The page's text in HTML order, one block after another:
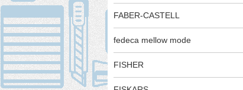
FABER-CASTELL
fedeca mellow mode
FISHER